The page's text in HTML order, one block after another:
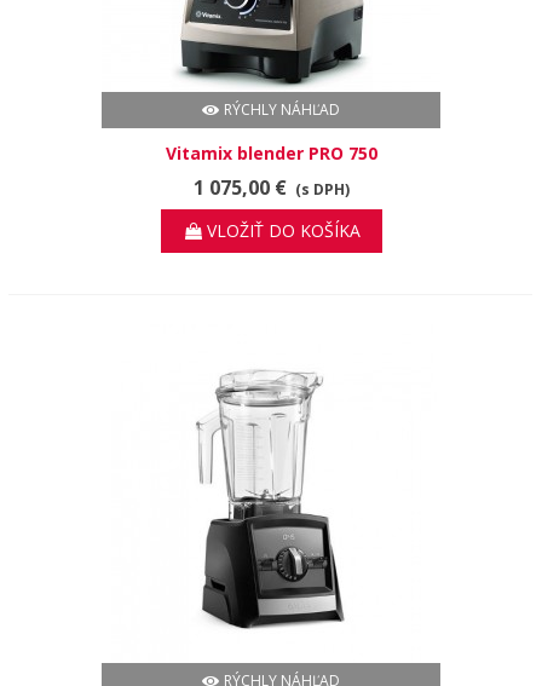
RÝCHLY NÁHĽAD
Vitamix blender PRO 750
1 075,00 € (s DPH)
VLOŽIŤ DO KOŠÍKA
RÝCHLY NÁHĽAD